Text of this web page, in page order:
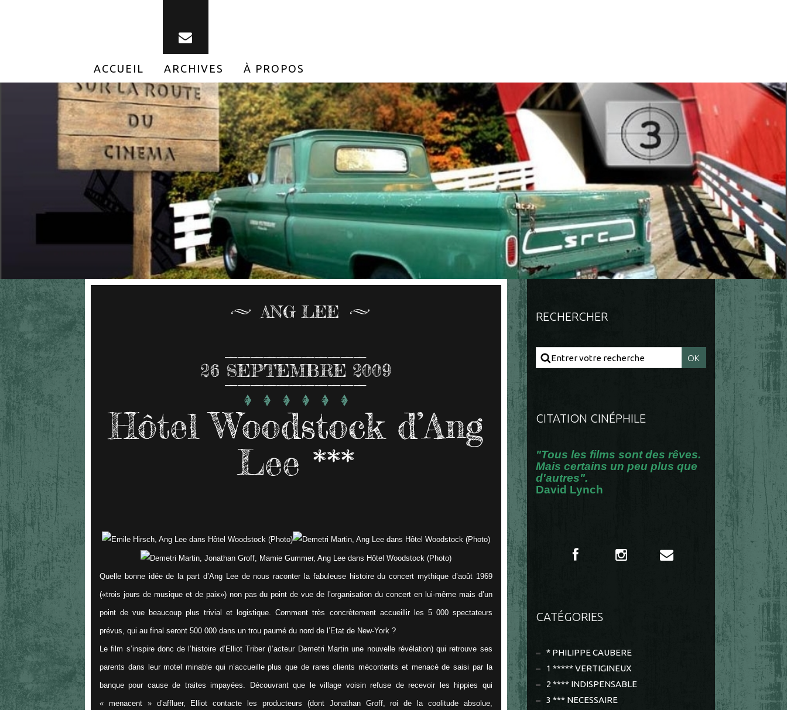
ACCUEIL ARCHIVES À PROPOS
ANG LEE
26 SEPTEMBRE 2009
Hôtel Woodstock d’Ang
Lee ***
Quelle bonne idée de la part d’Ang Lee de nous raconter la fabuleuse histoire du concert mythique d’août 1969
(«trois jours de musique et de paix») non pas du point de vue de l’organisation du concert en lui-même mais d’un
point de vue beaucoup plus trivial et logistique. Comment très concrètement accueillir les 5 000 spectateurs
prévus, qui au final seront 500 000 dans un trou paumé du nord de l’Etat de New-York ?
Le film s’inspire donc de l’histoire d’Elliot Triber (l’acteur Demetri Martin une nouvelle révélation) qui retrouve ses
parents dans leur motel minable qui n’accueille plus que de rares clients mécontents et menacé de saisi par la
banque pour cause de traites impayées. Découvrant que le village voisin refuse de recevoir les hippies qui
« menacent » d’affluer, Elliot contacte les producteurs (dont Jonathan Groff, roi de la coolitude absolue,
RECHERCHER
CITATION CINÉPHILE
"Tous les films sont des rêves.
Mais certains un peu plus que
d'autres".
David Lynch
CATÉGORIES
* PHILIPPE CAUBERE
1 ***** VERTIGINEUX
2 **** INDISPENSABLE
3 *** NECESSAIRE